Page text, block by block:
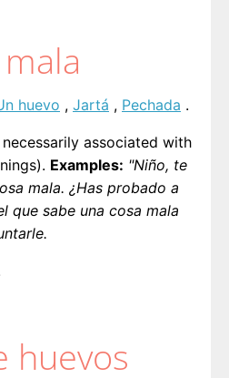
huevo , Jartá , Pechada .
associated with
Examples: "Niño, te
mala. ¿Has probado a
que sabe una cosa mala
huevos